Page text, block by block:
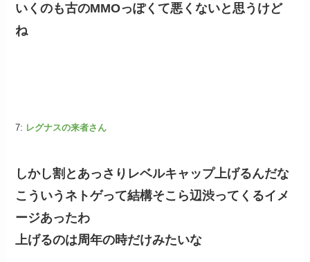
いくのも古のMMOっぽくて悪くないと思うけど
ね
7: レグナスの来者さん
しかし割とあっさりレベルキャップ上げるんだな
こういうネトゲって結構そこら辺渋ってくるイメ
ージあったわ
上げるのは周年の時だけみたいな